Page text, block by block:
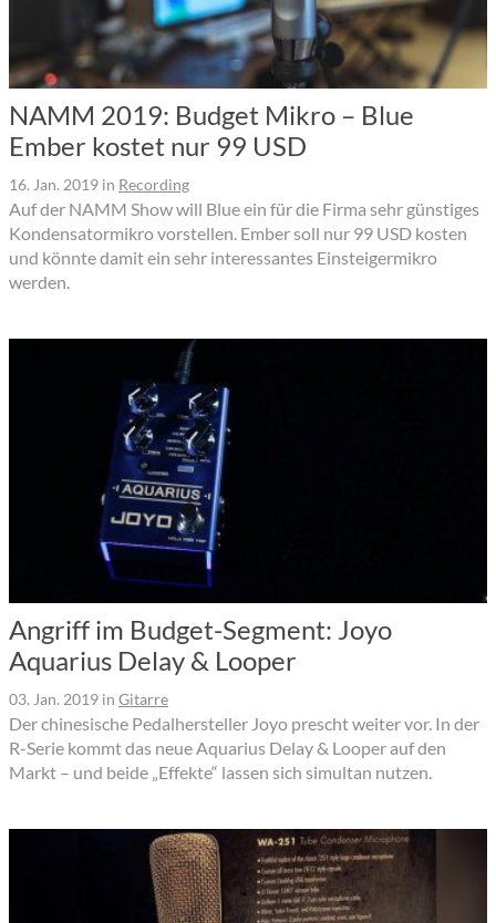
NAMM 2019: Budget Mikro – Blue
Ember kostet nur 99 USD
16. Jan. 2019 in Recording
Auf der NAMM Show will Blue ein für die Firma sehr günstiges
Kondensatormikro vorstellen. Ember soll nur 99 USD kosten
und könnte damit ein sehr interessantes Einsteigermikro
werden.
Angriff im Budget-Segment: Joyo
Aquarius Delay & Looper
03. Jan. 2019 in Gitarre
Der chinesische Pedalhersteller Joyo prescht weiter vor. In der
R-Serie kommt das neue Aquarius Delay & Looper auf den
Markt – und beide „Effekte“ lassen sich simultan nutzen.